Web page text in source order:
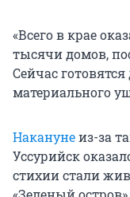
«Всего в крае
тысячи домов,
Сейчас
материального
Наканунеиз-за
Уссурийск
стихии стали